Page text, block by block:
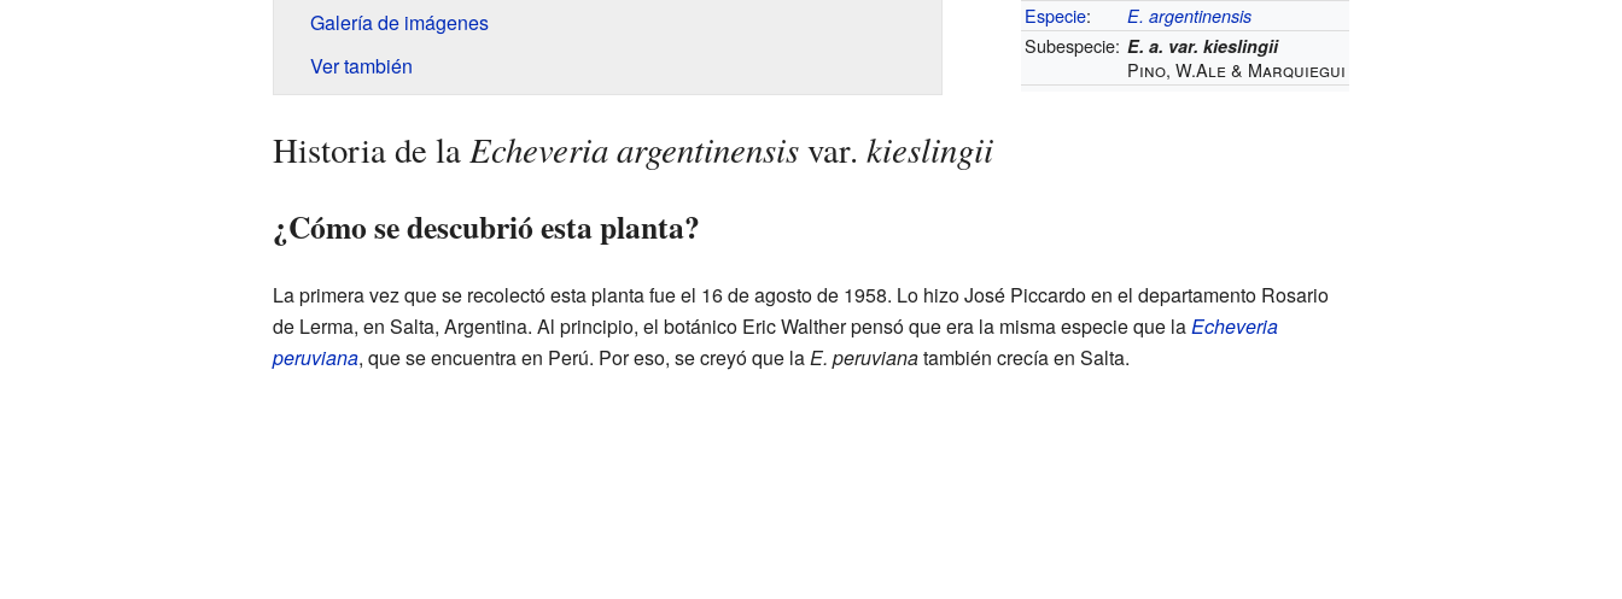
Especie: E. argentinensis
Subespecie: E. a. var. kieslingii
Pino, W.Ale & Marquiegui
Galería de imágenes
Ver también
Historia de laEcheveria argentinensisvar. kieslingii
¿Cómo se descubrió esta planta?
La primera vez que se recolectó esta planta fue el 16 de agosto de 1958. Lo hizo José Piccardo en el departamento Rosario
de Lerma, en Salta, Argentina. Al principio, el botánico Eric Walther pensó que era la misma especie que laEcheveria
peruviana, que se encuentra en Perú. Por eso, se creyó que laE. peruvianatambién crecía en Salta.